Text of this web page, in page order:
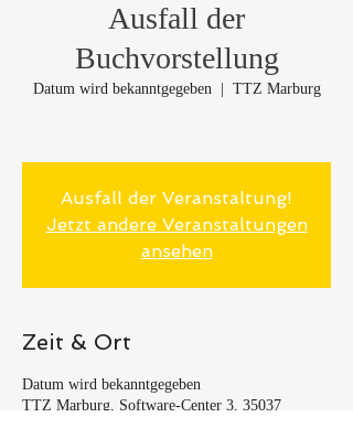
Ausfall der
Buchvorstellung
Datum wird bekanntgegeben
  |
TTZ Marburg
Ausfall der Veranstaltung!
Jetzt andere Veranstaltungen
ansehen
Zeit & Ort
Datum wird bekanntgegeben
TTZ Marburg, Software-Center 3, 35037